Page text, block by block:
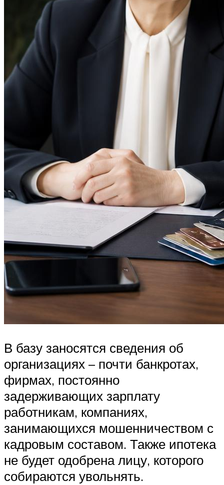
В базу заносятся сведения об
организациях – почти банкротах,
фирмах, постоянно
задерживающих зарплату
работникам, компаниях,
занимающихся мошенничеством с
кадровым составом. Также ипотека
не будет одобрена лицу, которого
собираются увольнять.